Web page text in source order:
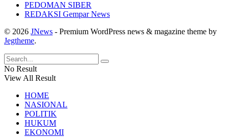
PEDOMAN SIBER
REDAKSI Gempar News
© 2026 JNews - Premium WordPress news & magazine theme by
Jegtheme.
No Result
View All Result
HOME
NASIONAL
POLITIK
HUKUM
EKONOMI